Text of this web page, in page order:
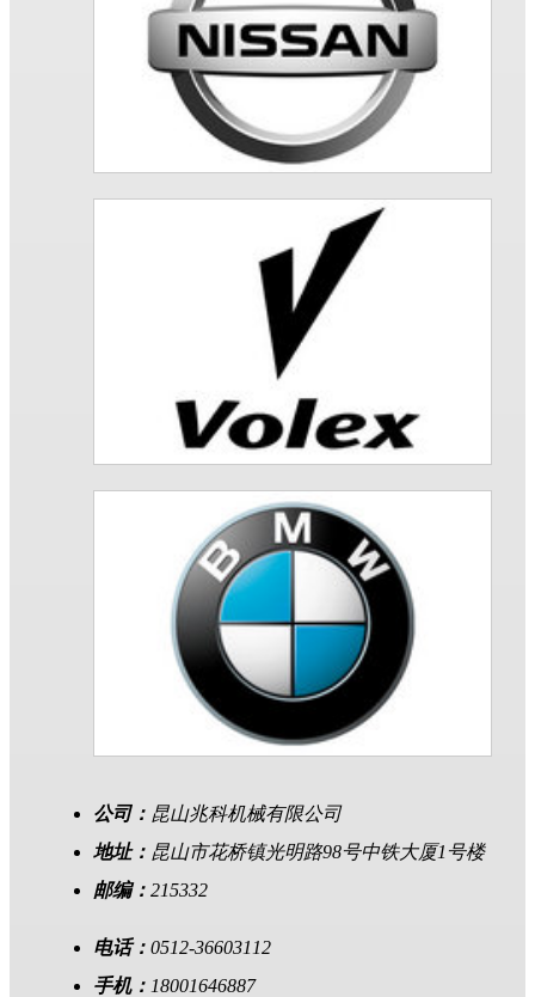
公司： 昆山兆科机械有限公司
地址： 昆山市花桥镇光明路98号中铁大厦1号楼
邮编： 215332
电话： 0512-36603112
手机： 18001646887